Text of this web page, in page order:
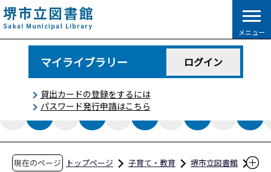
こ
の
ペ
で
メニュー
マイライブラリー ログイン
貸出カードの登録をするには
パスワード発行申請はこちら
現在のページ トップページ 子育て・教育
堺市立図書館